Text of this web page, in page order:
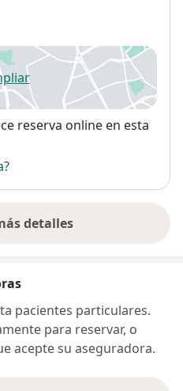
se abre en una nueva
reserva online en esta
detalles
sobre la dirección
pacientes particulares.
para reservar, o
acepte su aseguradora.